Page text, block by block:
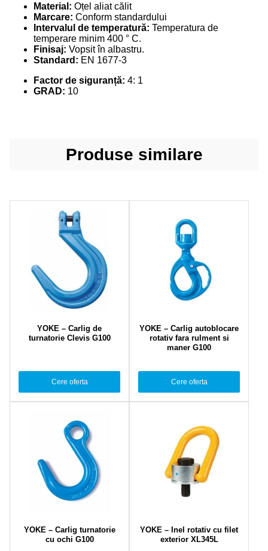
Material: Oțel aliat călit
Marcare: Conform standardului
Intervalul de temperatură: Temperatura de
temperare minim 400 ° C.
Finisaj: Vopsit în albastru.
Standard: EN 1677-3
Factor de siguranță: 4: 1
GRAD: 10
Produse similare
YOKE – Carlig de
turnatorie Clevis G100
Cere oferta
YOKE – Carlig autoblocare
rotativ fara rulment si
maner G100
Cere oferta
YOKE – Carlig turnatorie
cu ochi G100
YOKE – Inel rotativ cu filet
exterior XL345L